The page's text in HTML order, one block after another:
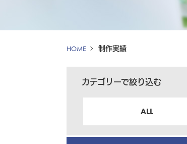
HOME 制作実績
カテゴリーで絞り込む
ALL